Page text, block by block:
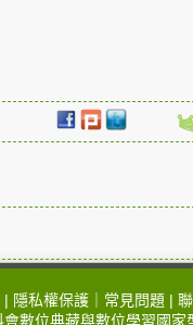
| 隱私權保護 常見問題 |
會數位典藏與數位學習國家